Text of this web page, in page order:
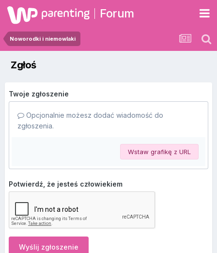
Forum
Noworodki i niemowlaki
Zgłoś
Twoje zgłoszenie
Opcjonalnie możesz dodać wiadomość do
zgłoszenia.
Wstaw grafikę z URL
Potwierdź, że jesteś człowiekiem
Wyślij zgłoszenie